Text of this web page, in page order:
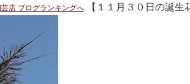
店 ブログランキングへ【１１月３０日の誕生